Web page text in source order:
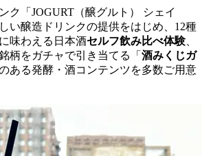
ク「JOGURT（醸グルト） シェイ
い醸造ドリンクの提供をはじめ、12種
味わえる日本酒セルフ飲み比べ体験、
柄をガチャで引き当てる「 酒みくじガ
ある発酵・酒コンテンツを多数ご用意